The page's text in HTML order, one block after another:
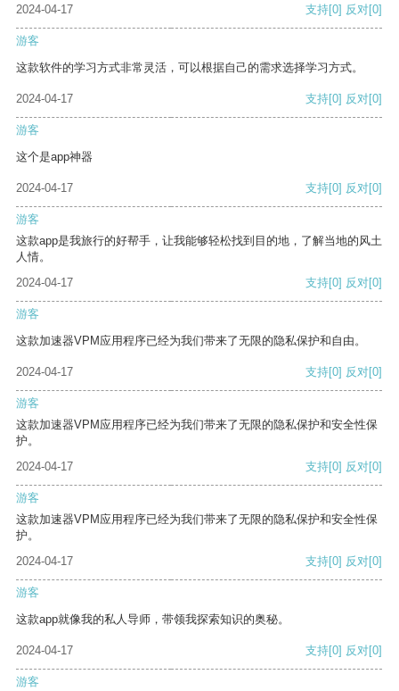
2024-04-17 支持[0] 反对[0]
游客
这款软件的学习方式非常灵活，可以根据自己的需求选择学习方式。
2024-04-17 支持[0] 反对[0]
游客
这个是app神器
2024-04-17 支持[0] 反对[0]
游客
这款app是我旅行的好帮手，让我能够轻松找到目的地，了解当地的风土
人情。
2024-04-17
支持[0] 反对[0]
游客
这款加速器VPM应用程序已经为我们带来了无限的隐私保护和自由。
2024-04-17 支持[0] 反对[0]
游客
这款加速器VPM应用程序已经为我们带来了无限的隐私保护和安全性保
护。
2024-04-17
支持[0] 反对[0]
游客
这款加速器VPM应用程序已经为我们带来了无限的隐私保护和安全性保
护。
2024-04-17
支持[0] 反对[0]
游客
这款app就像我的私人导师，带领我探索知识的奥秘。
2024-04-17 支持[0] 反对[0]
游客